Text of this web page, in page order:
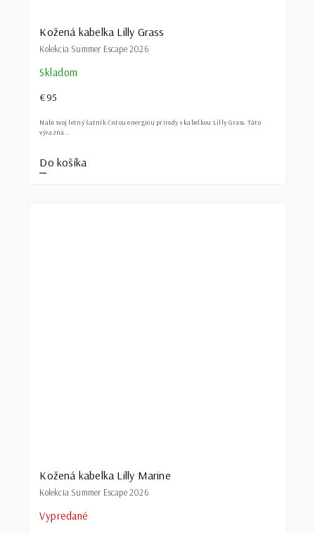
Kožená kabelka Lilly Grass
Kolekcia Summer Escape 2026
Skladom
€95
Do košíka
Nabi svoj letný šatník čistou energiou prírody s kabelkou Lilly Grass. Táto
výrazná...
Kožená kabelka Lilly Marine
Kolekcia Summer Escape 2026
Vypredané